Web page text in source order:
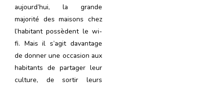
aujourd’hui, la grande
majorité des maisons chez
l’habitant possèdent le wi-
fi. Mais il s’agit davantage
de donner une occasion aux
habitants de partager leur
culture, de sortir leurs